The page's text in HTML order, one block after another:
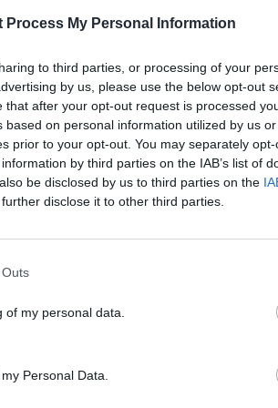
Process My Personal Information
to third parties, or processing of your
by us, please use the below opt-out
after your opt-out request is processed
on personal information utilized by us
prior to your opt-out. You may separately
by third parties on the IAB’s list of
be disclosed by us to third parties on the
disclose it to other third parties.
my personal data.
Personal Data.
clădire cu destinaţie
relatează Mediafax.
la cererea